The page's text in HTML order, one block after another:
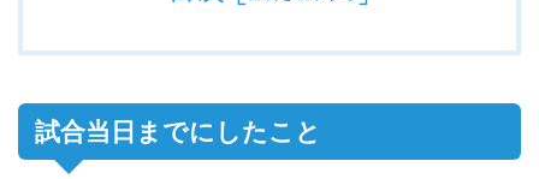
試合当日までにしたこと